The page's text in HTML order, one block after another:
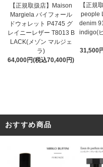
【正規取扱店】Maison
Margiela バイフォール
ドウォレット P4745 グ
レイニーレザー T8013 B
LACK(メゾン マルジェ
ラ)
64,000円(税込70,400円)
【正規
people
denim
indigo(
31,500
おすすめ商品